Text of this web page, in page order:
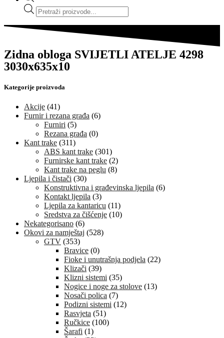
Products
search
Zidna obloga SVIJETLI ATELJE 4298
3030x635x10
Kategorije proizvoda
Akcije (41)
Furnir i rezana građa (6)
Furniri (5)
Rezana građa (0)
Kant trake (311)
ABS kant trake (301)
Furnirske kant trake (2)
Kant trake na peglu (8)
Ljepila i čistači (30)
Konstruktivna i građevinska ljepila (6)
Kontakt ljepila (3)
Ljepila za kantaricu (11)
Sredstva za čišćenje (10)
Nekategorisano (6)
Okovi za namještaj (528)
GTV (353)
Bravice (0)
Fioke i unutrašnja podjela (22)
Klizači (39)
Klizni sistemi (35)
Nogice i noge za stolove (13)
Nosači polica (7)
Podizni sistemi (12)
Rasvjeta (51)
Ručkice (100)
Šarafi (1)